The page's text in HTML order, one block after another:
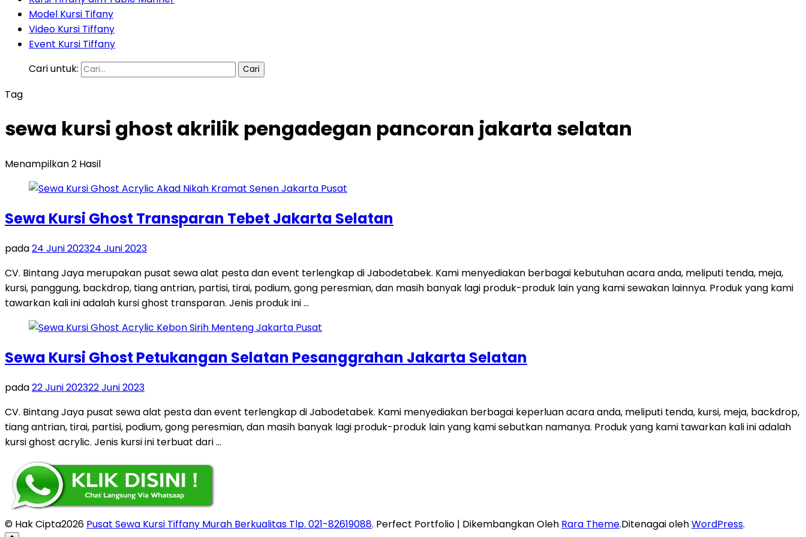
Model Kursi Tifany
Video Kursi Tiffany
Event Kursi Tiffany
Cari untuk:
Tag
sewa kursi ghost akrilik pengadegan pancoran jakarta selatan
Menampilkan 2 Hasil
Sewa Kursi Ghost Transparan Tebet Jakarta Selatan
pada24 Juni 202324 Juni 2023
CV. Bintang Jaya merupakan pusat sewa alat pesta dan event terlengkap di Jabodetabek. Kami menyediakan berbagai kebutuhan acara anda, meliputi tenda, meja,
kursi, panggung, backdrop, tiang antrian, partisi, tirai, podium, gong peresmian, dan masih banyak lagi produk-produk lain yang kami sewakan lainnya. Produk yang kami
tawarkan kali ini adalah kursi ghost transparan. Jenis produk ini …
Sewa Kursi Ghost Petukangan Selatan Pesanggrahan Jakarta Selatan
pada22 Juni 202322 Juni 2023
CV. Bintang Jaya pusat sewa alat pesta dan event terlengkap di Jabodetabek. Kami menyediakan berbagai keperluan acara anda, meliputi tenda, kursi, meja, backdrop,
tiang antrian, tirai, partisi, podium, gong peresmian, dan masih banyak lagi produk-produk lain yang kami sebutkan namanya. Produk yang kami tawarkan kali ini adalah
kursi ghost acrylic. Jenis kursi ini terbuat dari …
© Hak Cipta2026 Pusat Sewa Kursi Tiffany Murah Berkualitas Tlp. 021-82619088. Perfect Portfolio | Dikembangkan Oleh Rara Theme.Ditenagai olehWordPress.